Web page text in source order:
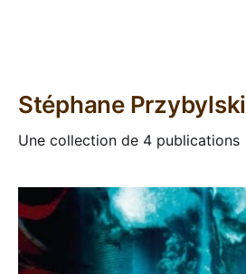
Stéphane Przybylski
Une collection de 4 publications